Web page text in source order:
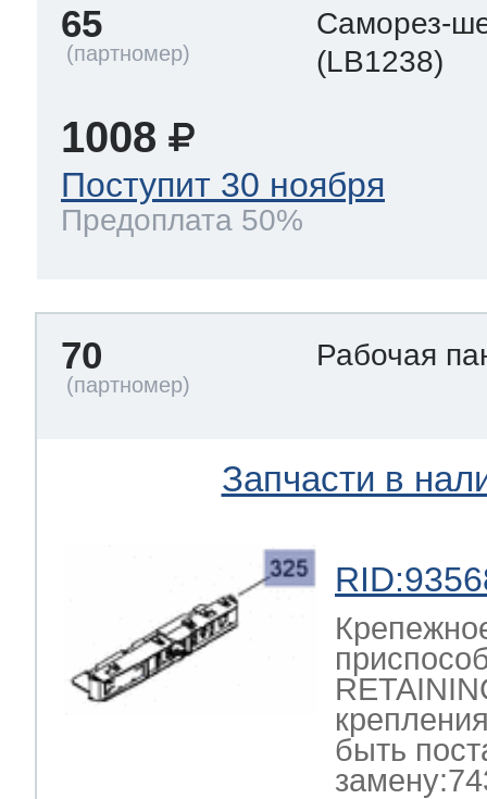
65
Саморез-
(LB1238)
1008
Поступит 30 ноября
Предоплата 50%
70 Рабочая
Запчасти в
быть